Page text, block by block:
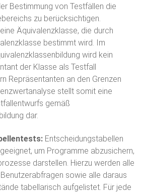
Bestimmung von Testfällen die
zu berücksichtigen.
Äquivalenzklasse, die durch
bestimmt wird. Im
wird kein
der Klasse als Testfall
Repräsentanten an den Grenzen
stellt somit eine
gemäß
dar.
Entscheidungstabellen
um Programme abzusichern,
darstellen. Hierzu werden alle
sowie alle daraus
tabellarisch aufgelistet. Für jede